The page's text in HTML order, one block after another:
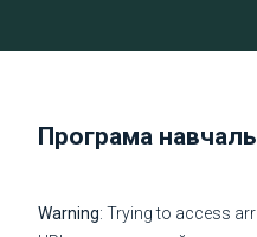
Програма
Warning: Trying to access